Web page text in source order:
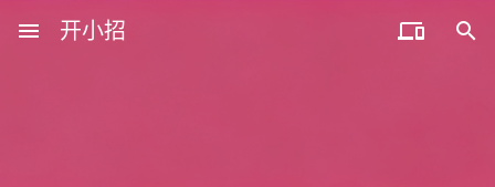
menu 开小招  